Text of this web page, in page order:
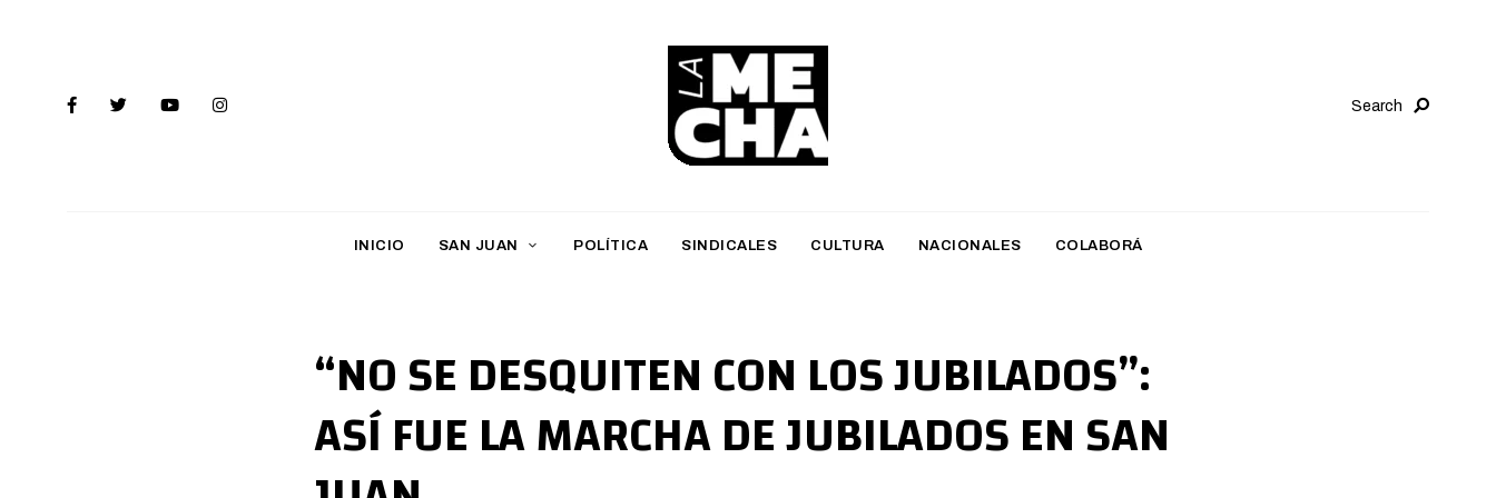
a
M
h
a
Search
INICIO SAN JUAN POLÍTICA SINDICALES CULTURA NACIONALES COLABORÁ
“NO SE DESQUITEN CON LOS JUBILADOS”:
ASÍ FUE LA MARCHA DE JUBILADOS EN SAN